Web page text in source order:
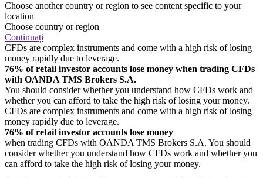
Choose another country or region to see content specific to your
location
Choose country or region
Continuați
CFDs are complex instruments and come with a high risk of losing
money rapidly due to leverage.
76% of retail investor accounts lose money when trading CFDs
with OANDA TMS Brokers S.A.
You should consider whether you understand how CFDs work and
whether you can afford to take the high risk of losing your money.
CFDs are complex instruments and come with a high risk of losing
money rapidly due to leverage.
76% of retail investor accounts lose money
when trading CFDs with OANDA TMS Brokers S.A. You should
consider whether you understand how CFDs work and whether you
can afford to take the high risk of losing your money.